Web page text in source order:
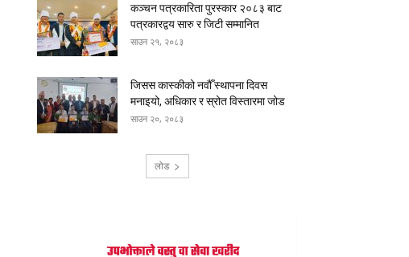
कञ्चन पत्रकारिता पुरस्कार २०८३ बाट
पत्रकारद्वय सारु र जिटी सम्मानित
साउन २१, २०८३
जिसस कास्कीको नवौँ स्थापना दिवस
मनाइयो, अधिकार र स्रोत विस्तारमा जोड
साउन २०, २०८३
लोड